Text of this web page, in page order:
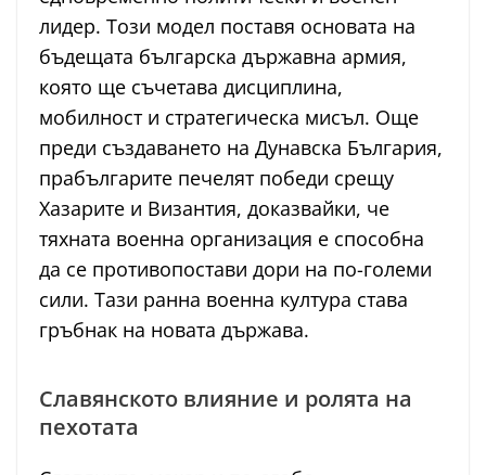
лидер. Този модел поставя основата на
бъдещата българска държавна армия,
която ще съчетава дисциплина,
мобилност и стратегическа мисъл. Още
преди създаването на Дунавска България,
прабългарите печелят победи срещу
Хазарите и Византия, доказвайки, че
тяхната военна организация е способна
да се противопостави дори на по-големи
сили. Тази ранна военна култура става
гръбнак на новата държава.
Славянското влияние и ролята на
пехотата